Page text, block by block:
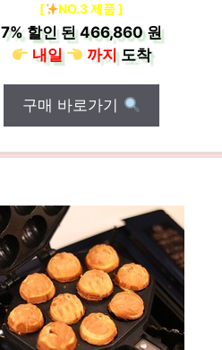
[ NO.3 제품 ]
7%할인 된466,860 원
내일
까지도착
구매 바로가기